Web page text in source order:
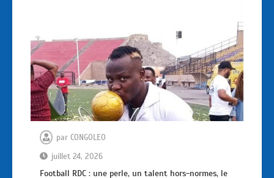
par CONGOLEO
juillet 24, 2026
Football RDC : une perle, un talent hors-normes, le